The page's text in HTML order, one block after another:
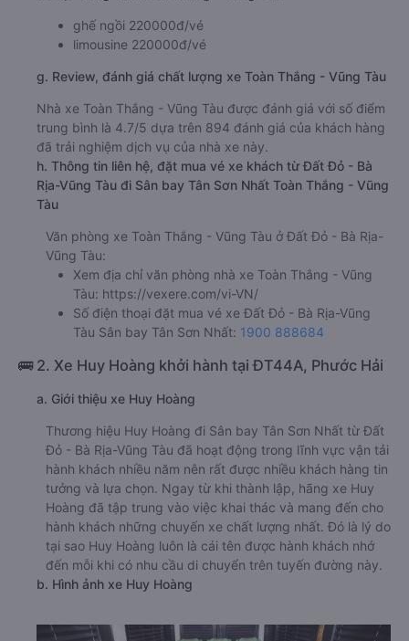
ghế ngồi 220000đ/vé
limousine 220000đ/vé
g. Review, đánh giá chất lượng xe Toàn Thắng - Vũng Tàu
Nhà xe Toàn Thắng - Vũng Tàu được đánh giá với số điểm
trung bình là 4.7/5 dựa trên 894 đánh giá của khách hàng
đã trải nghiệm dịch vụ của nhà xe này.
h. Thông tin liên hệ, đặt mua vé xe khách từ Đất Đỏ - Bà
Rịa-Vũng Tàu đi Sân bay Tân Sơn Nhất Toàn Thắng - Vũng
Tàu
Văn phòng xe Toàn Thắng - Vũng Tàu ở Đất Đỏ - Bà Rịa-
Vũng Tàu:
Xem địa chỉ văn phòng nhà xe Toàn Thắng - Vũng
Tàu: https://vexere.com/vi-VN/
Số điện thoại đặt mua vé xe Đất Đỏ - Bà Rịa-Vũng
Tàu Sân bay Tân Sơn Nhất: 1900 888684
🚌 2. Xe Huy Hoàng khởi hành tại ĐT44A, Phước Hải
a. Giới thiệu xe Huy Hoàng
Thương hiệu Huy Hoàng đi Sân bay Tân Sơn Nhất từ Đất
Đỏ - Bà Rịa-Vũng Tàu đã hoạt động trong lĩnh vực vận tải
hành khách nhiều năm nên rất được nhiều khách hàng tin
tưởng và lựa chọn. Ngay từ khi thành lập, hãng xe Huy
Hoàng đã tập trung vào việc khai thác và mang đến cho
hành khách những chuyến xe chất lượng nhất. Đó là lý do
tại sao Huy Hoàng luôn là cái tên được hành khách nhớ
đến mỗi khi có nhu cầu di chuyển trên tuyến đường này.
b. Hình ảnh xe Huy Hoàng